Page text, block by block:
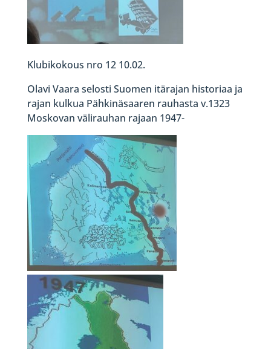
Klubikokous nro 12 10.02.
Olavi Vaara selosti Suomen itärajan historiaa ja
rajan kulkua Pähkinäsaaren rauhasta v.1323
Moskovan välirauhan rajaan 1947-